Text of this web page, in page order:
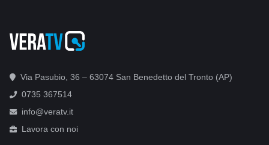
Via Pasubio, 36 – 63074 San Benedetto del Tronto (AP)
0735 367514
info@veratv.it
Lavora con noi